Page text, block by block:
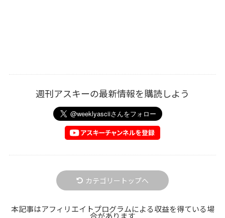
週刊アスキーの最新情報を購読しよう
カテゴリートップへ
本記事はアフィリエイトプログラムによる収益を得ている場
合があります